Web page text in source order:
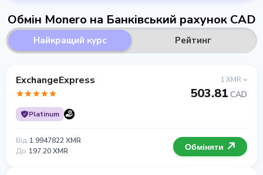
Обмін Monero на Банківський рахунок CAD
Найкращий курс Рейтинг
ExchangeExpress
Platinum
1 XMR =
503.81 CAD
Від 1.9947822 XMR
До 197.20 XMR Обміняти